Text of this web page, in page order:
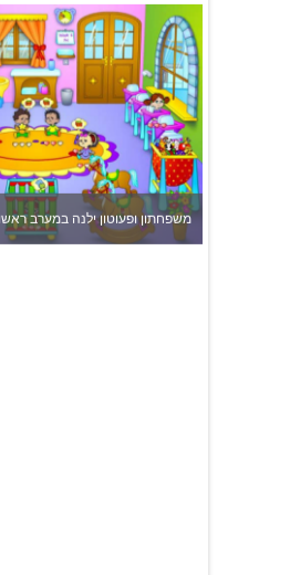
משפחתון ופעוטון ילנה במערב